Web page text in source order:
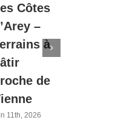
Côtes
–
à
de
11th, 2026